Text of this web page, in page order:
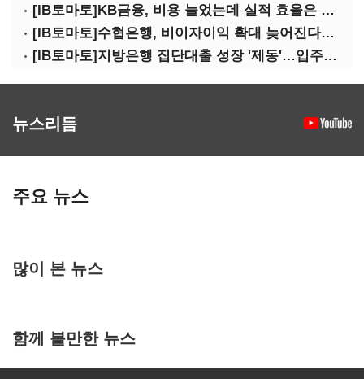
[IB토마토]KB금융, 비용 늘었는데 실적 효율은 개선…증권 호황 효과
[IB토마토]수협은행, 비이자이익 확대 늦어진다…공모운용사 인가 연말로
[IB토마토]지방은행 집단대출 성장 '제동'…입주절벽에 반사이익도 희박
뉴스리듬
주요 뉴스
많이 본 뉴스
함께 볼만한 뉴스